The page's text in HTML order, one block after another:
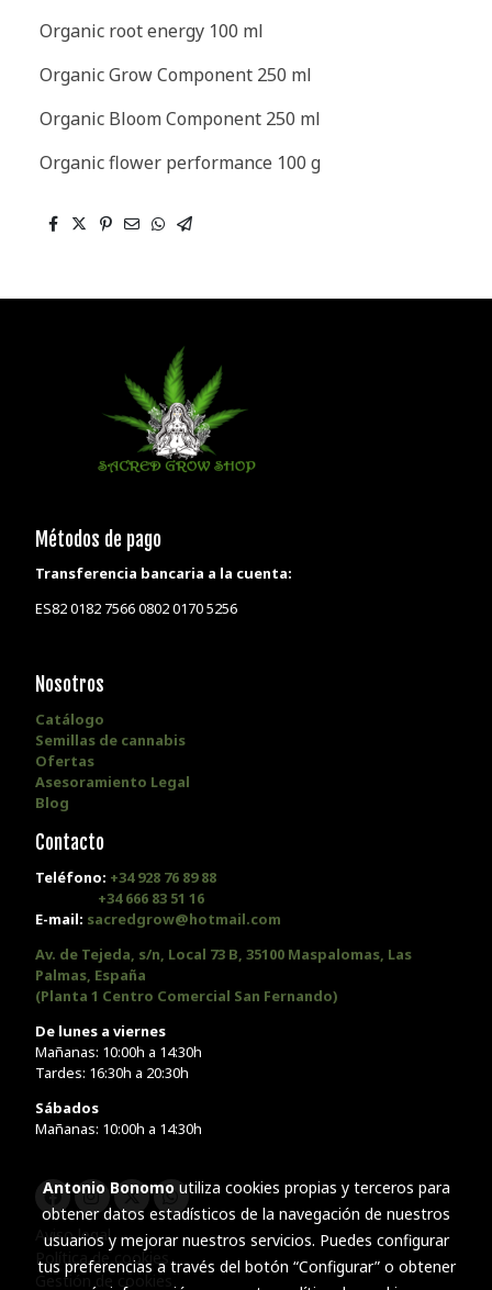
Organic root energy 100 ml
Organic Grow Component 250 ml
Organic Bloom Component 250 ml
Organic flower performance 100 g
Métodos de pago
Transferencia bancaria a la cuenta:
ES82 0182 7566 0802 0170 5256
Nosotros
Catálogo
Semillas de cannabis
Ofertas
Asesoramiento Legal
Blog
Contacto
Teléfono: +34 928 76 89 88
+34 666 83 51 16
E-mail: sacredgrow@hotmail.com
Av. de Tejeda, s/n, Local 73 B, 35100 Maspalomas, Las
Palmas, España
(Planta 1 Centro Comercial San Fernando)
De lunes a viernes
Mañanas: 10:00h a 14:30h
Tardes: 16:30h a 20:30h
Sábados
Mañanas: 10:00h a 14:30h
Aviso legal
Política de cookies
Gestión de cookies
Antonio Bonomoutiliza cookies propias y terceros para
obtener datos estadísticos de la navegación de nuestros
usuarios y mejorar nuestros servicios. Puedes configurar
tus preferencias a través del botón “Configurar” o obtener